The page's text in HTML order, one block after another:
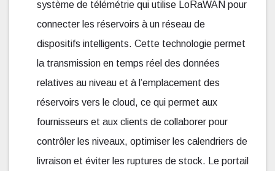
système de télémétrie qui utilise LoRaWAN pour
connecter les réservoirs à un réseau de
dispositifs intelligents. Cette technologie permet
la transmission en temps réel des données
relatives au niveau et à l’emplacement des
réservoirs vers le cloud, ce qui permet aux
fournisseurs et aux clients de collaborer pour
contrôler les niveaux, optimiser les calendriers de
livraison et éviter les ruptures de stock. Le portail